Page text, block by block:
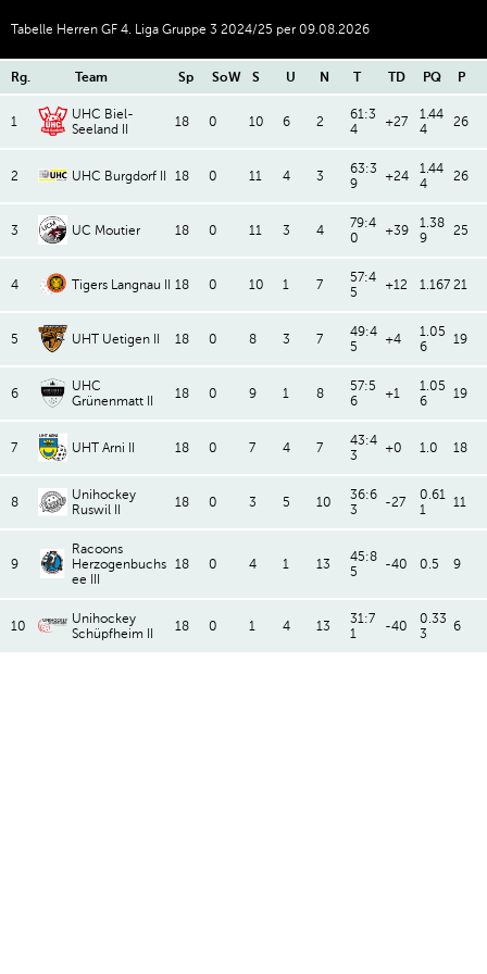
Tabelle Herren GF 4. Liga Gruppe 3 2024/25 per 09.08.2026
Rg. Team Sp SoW S U N T TD PQ P
1
UHC Biel-
Seeland II
18 0 10 6 2
61:3
4
+27
1.44
4
26
2 UHC Burgdorf II 18 0 11 4 3
63:3
9
+24
1.44
4
26
3 UC Moutier 18 0 11 3 4
79:4
0
+39
1.38
9
25
4 Tigers Langnau II 18 0 10 1 7
57:4
5
+12 1.167 21
5 UHT Uetigen II 18 0 8 3 7
49:4
5
+4
1.05
6
19
6
UHC
Grünenmatt II
18 0 9 1 8
57:5
6
+1
1.05
6
19
7 UHT Arni II 18 0 7 4 7
43:4
3
+0 1.0 18
8
Unihockey
Ruswil II
18 0 3 5 10
36:6
3
-27
0.61
1
11
9
Racoons
Herzogenbuchs
ee III
18 0 4 1 13
45:8
5
-40 0.5 9
10
Unihockey
Schüpfheim II
18 0 1 4 13
31:7
1
-40
0.33
3
6